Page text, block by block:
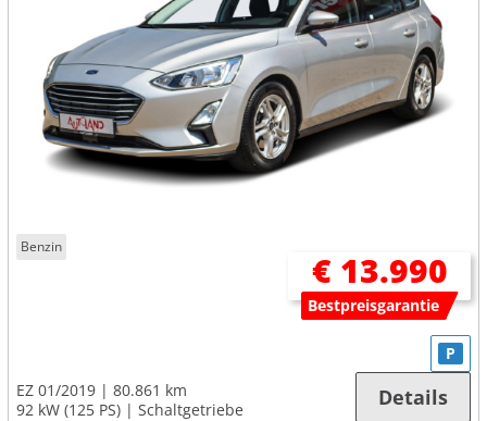
Benzin
€ 13.990
Bestpreisgarantie
EZ 01/2019
80.861 km
92 kW (125 PS)
Schaltgetriebe
P
Details